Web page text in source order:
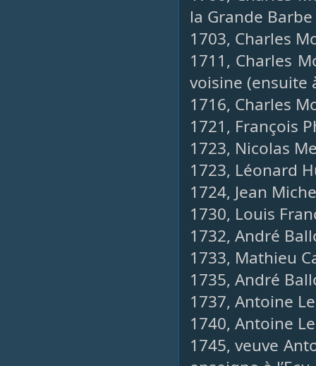
la Grande Barbe
1703, Charles
1711, Charles
voisine (ensuite
1716, Charles
1721, François
1723, Nicolas
1723, Léonard
1724, Jean
1730, Louis
1732, André
1733, Mathieu
1735, André
1737, Antoine
1740, Antoine
1745, veuve